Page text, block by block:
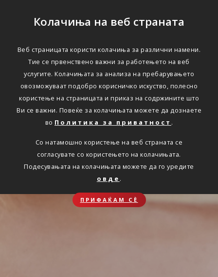
Колачиња на веб страната
Веб страницата користи колачиња за различни намени.
Тие се првенствено важни за работењето на веб
услугите. Колачињата за анализа на пребарувањето
овозможуваат подобро корисничко искуство, полесно
користење на страницата и приказ на содржините што
Ви се важни. Повеќе за колачињата можете да дознаете
во Политика за приватност .
Со натамошно користење на веб страната се
согласувате со користењето на колачињата.
Подесувањата на колачињата можете да го уредите
овде .
ПРИФАЌАМ СЀ